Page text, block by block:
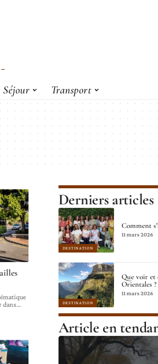
Séjour Transport
dans…
Derniers articles
DESTINATION
Comment
11 mars 2026
DESTINATION
Que voir et
Orientales ?
11 mars 2026
Article en